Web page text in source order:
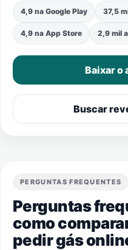
4,9 na Google Play 37,5
4,9 na App Store 2,9 mil
Baixar o
Buscar
PERGUNTAS FREQUENTES
Perguntas
como
pedir gás